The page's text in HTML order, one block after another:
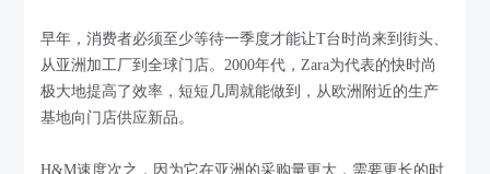
早年，消费者必须至少等待一季度才能让T台时尚来到街头、
从亚洲加工厂到全球门店。2000年代，Zara为代表的快时尚
极大地提高了效率，短短几周就能做到，从欧洲附近的生产
基地向门店供应新品。
H&M速度次之，因为它在亚洲的采购量更大，需要更长的时